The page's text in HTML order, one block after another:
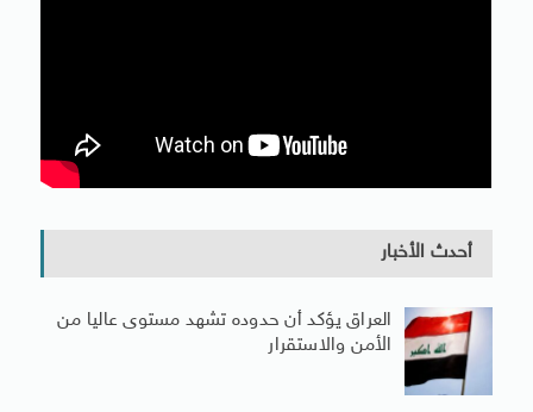
أحدث الأخبار
العراق يؤكد أن حدوده تشهد مستوى عاليا من
الأمن والاستقرار